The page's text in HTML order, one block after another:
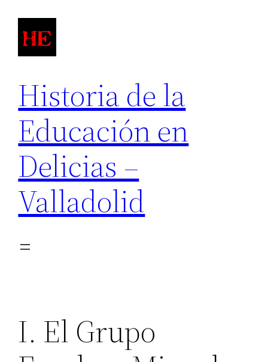
contenido
Historia de la
Educación en
Delicias –
Valladolid
I. El Grupo